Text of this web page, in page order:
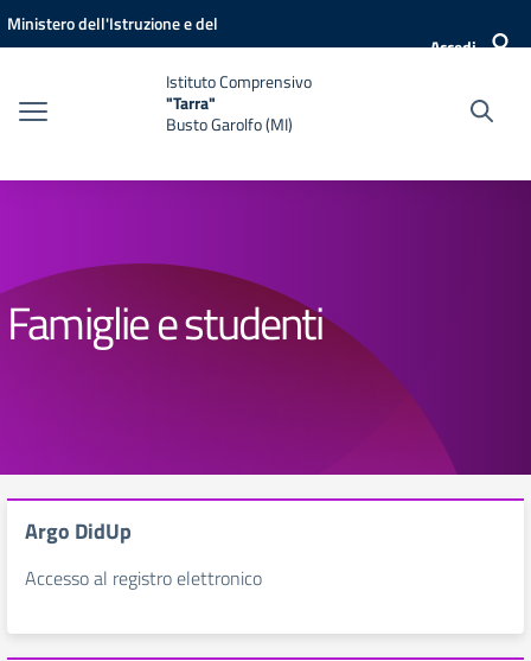
Vai ai contenuti
Vai al menu di navigazione
Vai al footer
Ministero dell'Istruzione e del
Accedi
Istituto Comprensivo
"Tarra"
Busto Garolfo (MI)
Famiglie e studenti
Argo DidUp
Accesso al registro elettronico